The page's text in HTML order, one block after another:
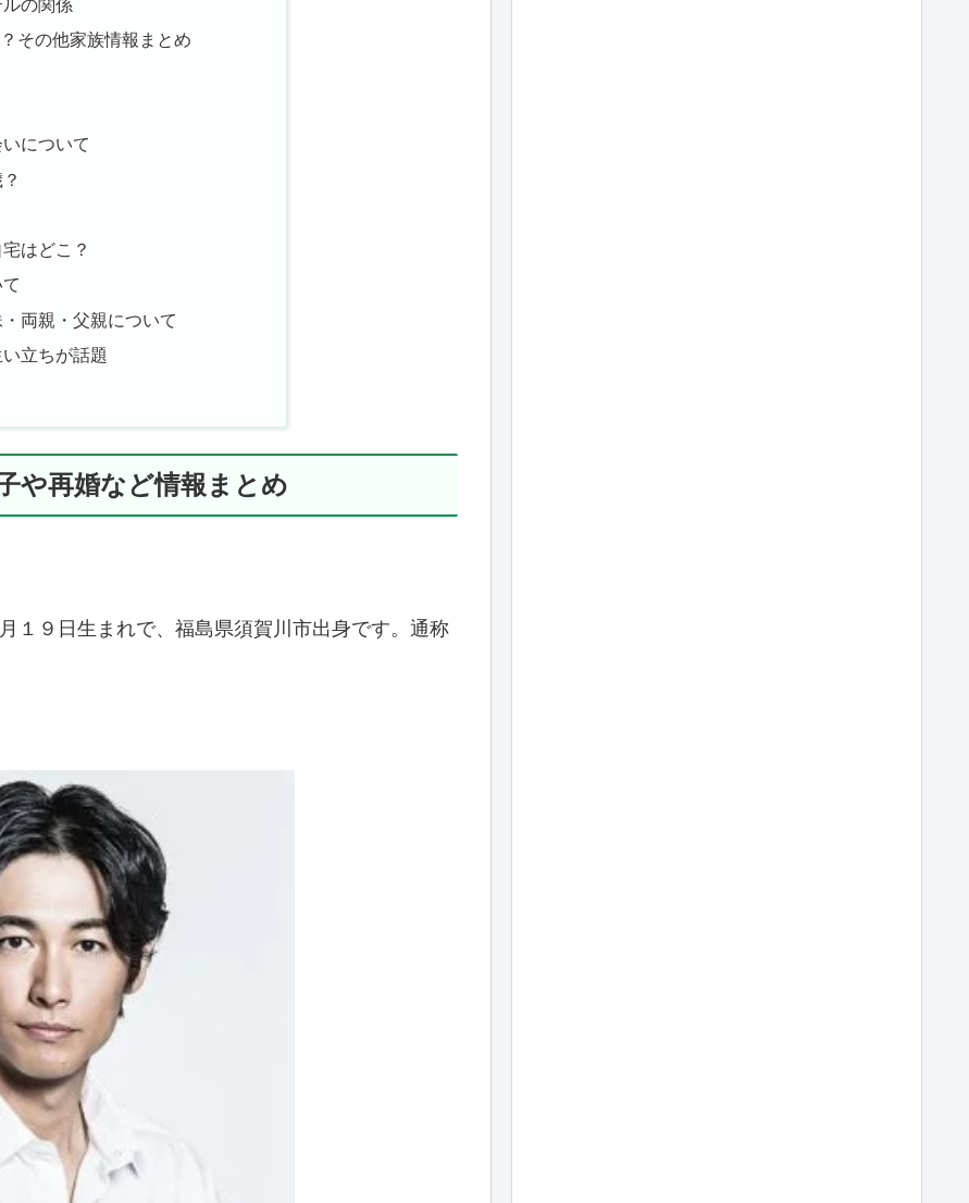
その他家族情報まとめ
について
はどこ？
両親・父親について
立ちが話題
や再婚など情報まとめ
１９日生まれで、福島県須賀川市出身です。通称